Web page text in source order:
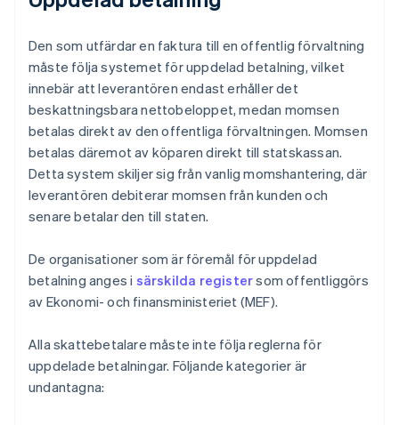
Den som utfärdar en faktura till en offentlig förvaltning
måste följa systemet för uppdelad betalning, vilket
innebär att leverantören endast erhåller det
beskattningsbara nettobeloppet, medan momsen
betalas direkt av den offentliga förvaltningen. Momsen
betalas däremot av köparen direkt till statskassan.
Detta system skiljer sig från vanlig momshantering, där
leverantören debiterar momsen från kunden och
senare betalar den till staten.
De organisationer som är föremål för uppdelad
betalning anges i särskilda registersom offentliggörs
av Ekonomi- och finansministeriet (MEF).
Alla skattebetalare måste inte följa reglerna för
uppdelade betalningar. Följande kategorier är
undantagna: